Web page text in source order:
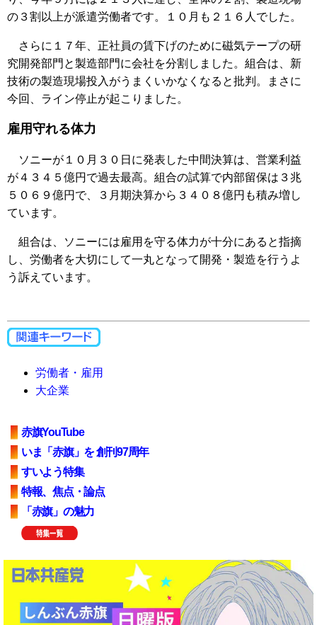
の３割以上が派遣労働者です。１０月も２１６人でした。
さらに１７年、正社員の賃下げのために磁気テープの研
究開発部門と製造部門に会社を分割しました。組合は、新
技術の製造現場投入がうまくいかなくなると批判。まさに
今回、ライン停止が起こりました。
雇用守れる体力
ソニーが１０月３０日に発表した中間決算は、営業利益
が４３４５億円で過去最高。組合の試算で内部留保は３兆
５０６９億円で、３月期決算から３４０８億円も積み増し
ています。
組合は、ソニーには雇用を守る体力が十分にあると指摘
し、労働者を大切にして一丸となって開発・製造を行うよ
う訴えています。
労働者・雇用
大企業
赤旗YouTube
いま「赤旗」を 創刊97周年
すいよう特集
特報、焦点・論点
「赤旗」の魅力